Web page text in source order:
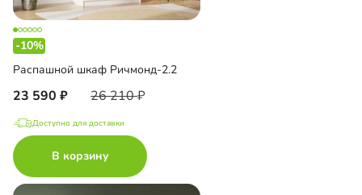
-10%
Распашной шкаф Ричмонд-2.2
23 590 26 210
Доступно для доставки
В корзину